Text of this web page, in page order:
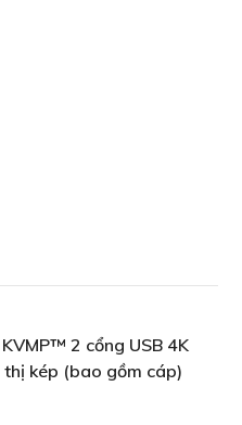
2 cổng USB 4K
thị kép (bao gồm cáp)